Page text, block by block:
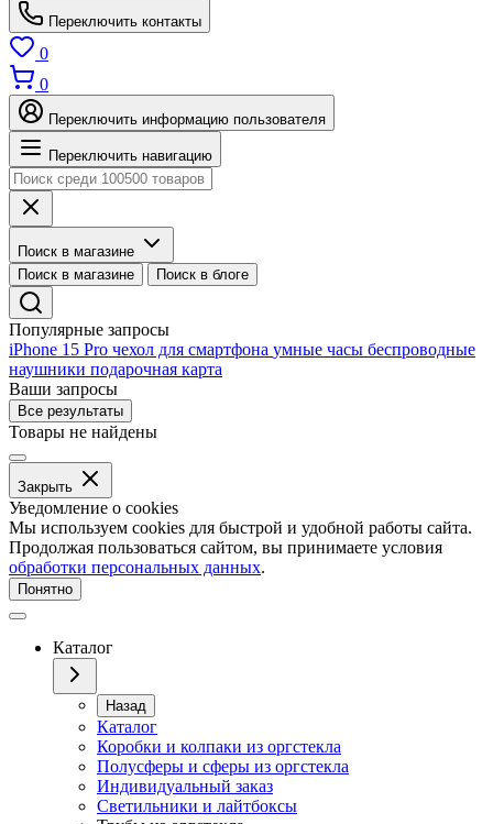
Переключить контакты
0
0
Переключить информацию пользователя
Переключить навигацию
Поиск в магазине
Поиск в магазине
Поиск в блоге
Популярные запросы
iPhone 15 Pro чехол для смартфона умные часы беспроводные
наушники подарочная карта
Ваши запросы
Все результаты
Товары не найдены
Закрыть
Уведомление о cookies
Мы используем cookies для быстрой и удобной работы сайта.
Продолжая пользоваться сайтом, вы принимаете условия
обработки персональных данных.
Понятно
Каталог
Назад
Каталог
Коробки и колпаки из оргстекла
Полусферы и сферы из оргстекла
Индивидуальный заказ
Светильники и лайтбоксы